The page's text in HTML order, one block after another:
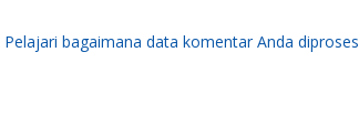
Pelajari bagaimana data komentar Anda diproses